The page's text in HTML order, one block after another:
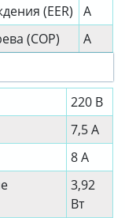
(EER)
А
(COP)
A
220 В
7,5 А
8 А
3,92
Вт